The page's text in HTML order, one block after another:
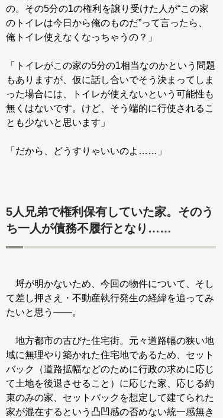
の。その5分の1の権利を譲り受けた人が“この家
のトイレは今日から俺のものだ”って言ったら、
俺トイレ使えなくなっちゃうの？」
「トイレがこの家の5分の1相当なのかという問題
もありますが、仮に話し合いでそう決まってしま
った場合には、トイレが使えないという可能性も
無くはないです。けど、そう端的に行使されるこ
とも少ないと思います」
「だから、どうすりゃいいのよ……」
5人兄弟で権利保有していた家。そのう
ち一人が債務不履行となり……
埒が明かないため、今回の物件について、そし
て差し押さえ・不動産執行発生の経緯を追ってみ
たいと思う――。
地方都市の古びた住宅街。元々道路幅の狭い地
域に無理やり築かれた住宅地であるため、セット
バック（道路拡幅などのために行政の求めに応じ
て土地を後退させること）に応じた家、応じる約
束のみの家、セットバックを想定して建てられた
家が混在するという凸凹感の否めない統一感無き